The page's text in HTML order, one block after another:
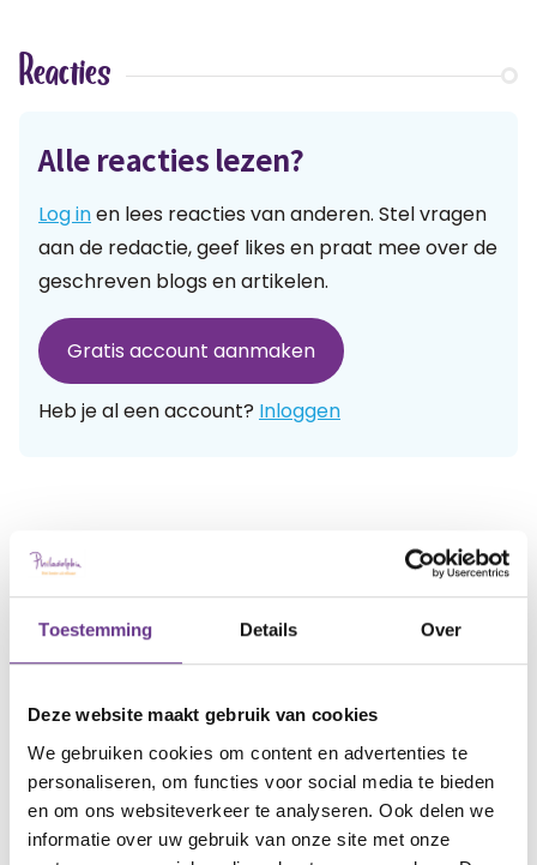
Toestemming Details Over
Deze website maakt gebruik van cookies
We gebruiken cookies om content en advertenties te
personaliseren, om functies voor social media te bieden
en om ons websiteverkeer te analyseren. Ook delen we
informatie over uw gebruik van onze site met onze
Reacties
Alle reacties lezen?
Log inen lees reacties van anderen. Stel vragen
aan de redactie, geef likes en praat mee over de
geschreven blogs en artikelen.
Gratis account aanmaken
Heb je al een account? Inloggen
Facebook
Twitter LinkedIn
Meer Sophi?
Schrijf je invoor onze nieuwsbrief en ontvang
maandelijks